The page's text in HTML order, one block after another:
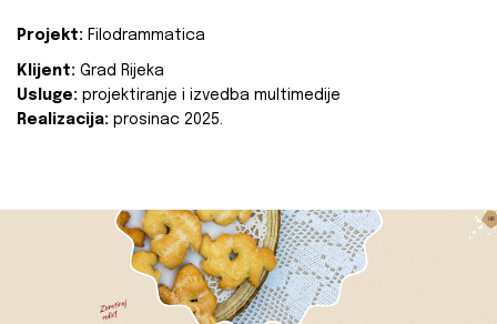
Projekt: Filodrammatica
Klijent: Grad Rijeka
Usluge: projektiranje i izvedba multimedije
Realizacija: prosinac 2025.